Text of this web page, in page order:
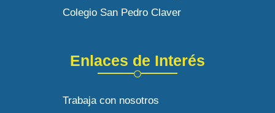
Colegio San Pedro Claver
Enlaces de Interés
Trabaja con nosotros